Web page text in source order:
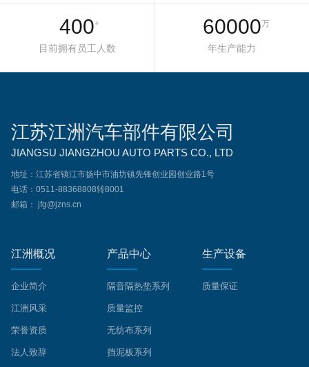
400+
目前拥有员工人数
60000万
年生产能力
江苏江洲汽车部件有限公司
JIANGSU JIANGZHOU AUTO PARTS CO., LTD
地址：江苏省镇江市扬中市油坊镇先锋创业园创业路1号
电话：0511-88368808转8001
邮箱： jfg@jzns.cn
江洲概况
企业简介
江洲风采
荣誉资质
法人致辞
产品中心
隔音隔热垫系列
质量监控
无纺布系列
挡泥板系列
生产设备
质量保证